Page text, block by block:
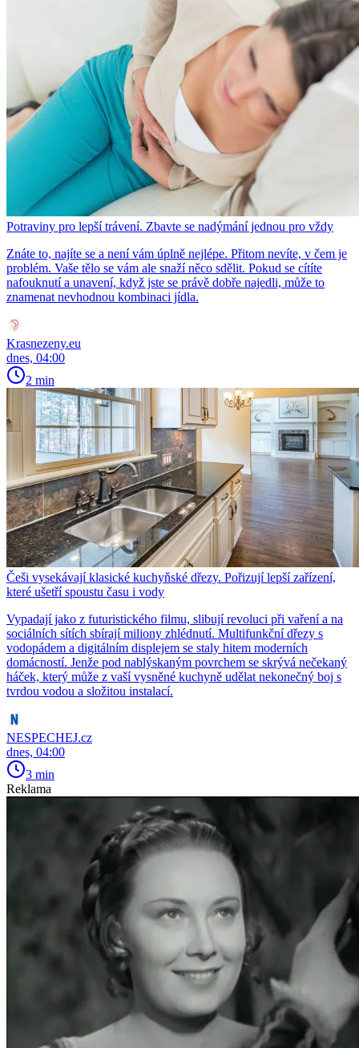
Potraviny pro lepší trávení. Zbavte se nadýmání jednou pro vždy
Znáte to, najíte se a není vám úplně nejlépe. Přitom nevíte, v čem je
problém. Vaše tělo se vám ale snaží něco sdělit. Pokud se cítíte
nafouknutí a unavení, když jste se právě dobře najedli, může to
znamenat nevhodnou kombinaci jídla.
Krasnezeny.eu
dnes, 04:00
2 min
Češi vysekávají klasické kuchyňské dřezy. Pořizují lepší zařízení,
které ušetří spoustu času i vody
Vypadají jako z futuristického filmu, slibují revoluci při vaření a na
sociálních sítích sbírají miliony zhlédnutí. Multifunkční dřezy s
vodopádem a digitálním displejem se staly hitem moderních
domácností. Jenže pod nablýskaným povrchem se skrývá nečekaný
háček, který může z vaší vysněné kuchyně udělat nekonečný boj s
tvrdou vodou a složitou instalací.
NESPECHEJ.cz
dnes, 04:00
3 min
Reklama